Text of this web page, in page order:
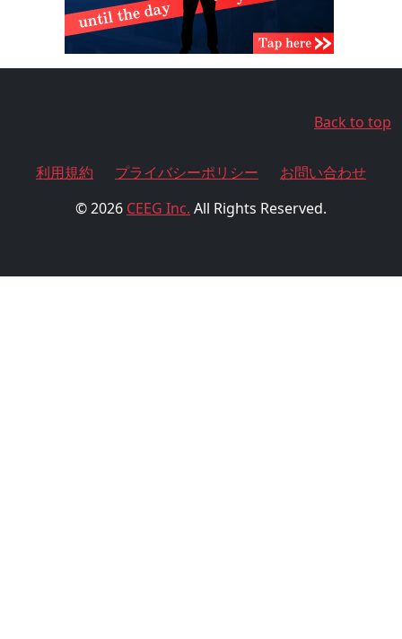
Back to top
利用規約 プライバシーポリシー
お問い合わせ
© 2026 CEEG Inc. All Rights Reserved.